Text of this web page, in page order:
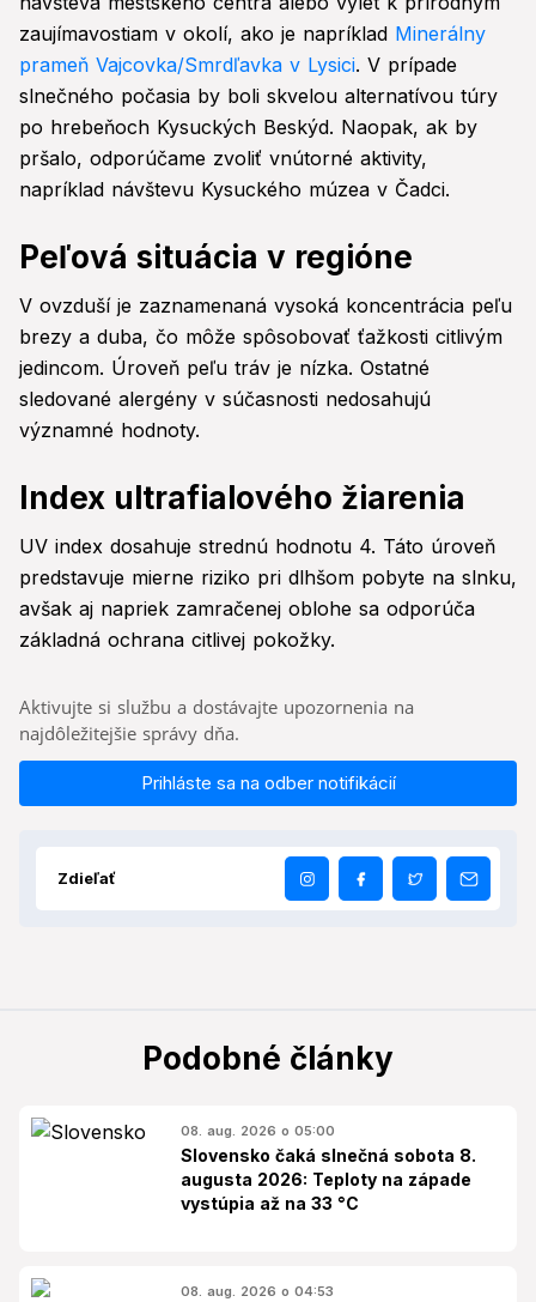
zaujímavostiam v okolí, ako je napríklad Minerálny
prameň Vajcovka/Smrdľavka v Lysici. V prípade
slnečného počasia by boli skvelou alternatívou túry
po hrebeňoch Kysuckých Beskýd. Naopak, ak by
pršalo, odporúčame zvoliť vnútorné aktivity,
napríklad návštevu Kysuckého múzea v Čadci.
Peľová situácia v regióne
V ovzduší je zaznamenaná vysoká koncentrácia peľu
brezy a duba, čo môže spôsobovať ťažkosti citlivým
jedincom. Úroveň peľu tráv je nízka. Ostatné
sledované alergény v súčasnosti nedosahujú
významné hodnoty.
Index ultrafialového žiarenia
UV index dosahuje strednú hodnotu 4. Táto úroveň
predstavuje mierne riziko pri dlhšom pobyte na slnku,
avšak aj napriek zamračenej oblohe sa odporúča
základná ochrana citlivej pokožky.
Aktivujte si službu a dostávajte upozornenia na
najdôležitejšie správy dňa.
Prihláste sa na odber notifikácií
Zdieľať
Podobné články
08. aug. 2026 o 05:00
Slovensko čaká slnečná sobota 8.
augusta 2026: Teploty na západe
vystúpia až na 33 °C
08. aug. 2026 o 04:53